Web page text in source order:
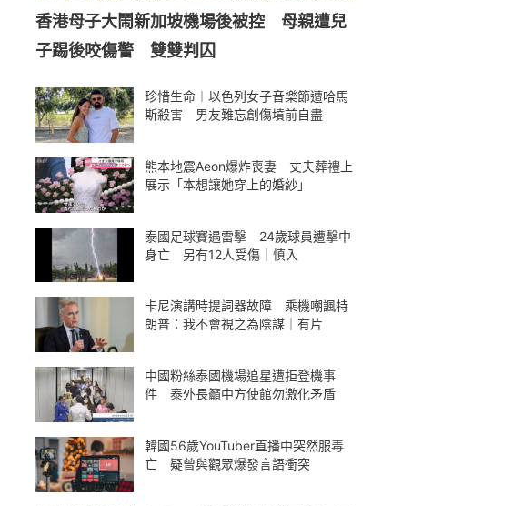
香港母子大鬧新加坡機場後被控 母親遭兒
子踢後咬傷警 雙雙判囚
珍惜生命︱以色列女子音樂節遭哈馬
斯殺害 男友難忘創傷墳前自盡
熊本地震Aeon爆炸喪妻 丈夫葬禮上
展示「本想讓她穿上的婚紗」
泰國足球賽遇雷擊 24歲球員遭擊中
身亡 另有12人受傷｜慎入
卡尼演講時提詞器故障 乘機嘲諷特
朗普：我不會視之為陰謀｜有片
中國粉絲泰國機場追星遭拒登機事
件 泰外長籲中方使館勿激化矛盾
韓國56歲YouTuber直播中突然服毒
亡 疑曾與觀眾爆發言語衝突